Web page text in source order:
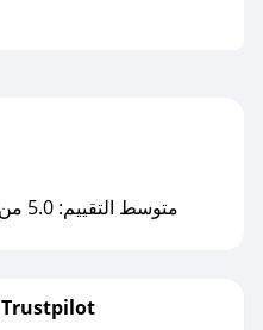
متوسط التقييم: 5.0 من 5 نجوم بواسطة 0 مستخدمين
اقرأ تقييمات واراء العملاء على Trustpilot